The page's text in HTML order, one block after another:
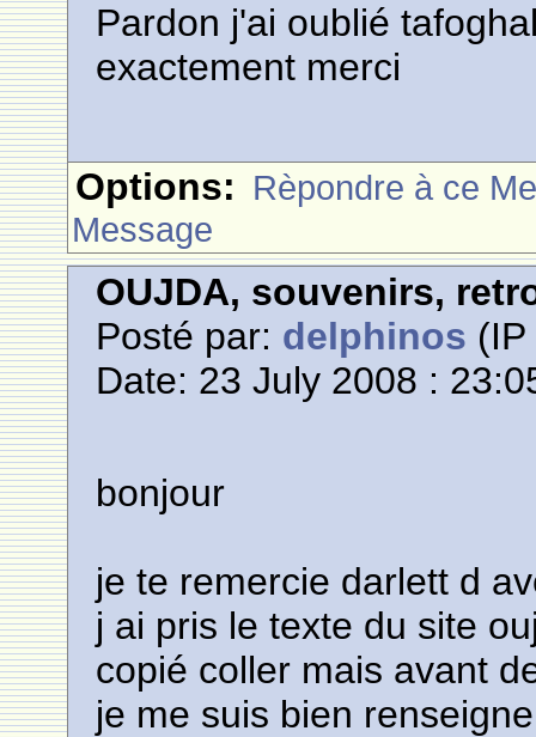
Pardon j'ai oublié
exactement merci
Options: Rèpondre à ce
Message
OUJDA, souvenirs,
Posté par: delphinos
Date: 23 July 2008 :
bonjour
je te remercie darlett d
j ai pris le texte du site
copié coller mais avant
je me suis bien